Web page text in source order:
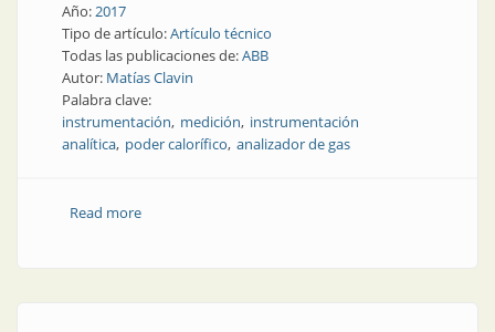
Año:2017
Tipo de artículo:Artículo técnico
Todas las publicaciones de:ABB
Autor: Matías Clavin
Palabra clave:
instrumentación medición instrumentación
analítica poder calorífico analizador de gas
Read moreabout Instrumentación analítica | Medición continua